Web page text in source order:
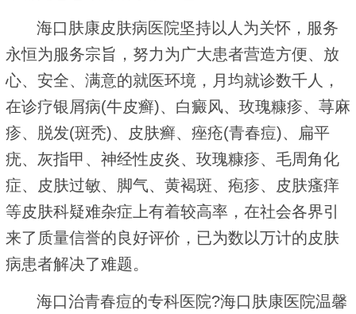
海口肤康皮肤病医院坚持以人为关怀，服务
永恒为服务宗旨，努力为广大患者营造方便、放
心、安全、满意的就医环境，月均就诊数千人，
在诊疗银屑病(牛皮癣)、白癜风、玫瑰糠疹、荨麻
疹、脱发(斑秃)、皮肤癣、痤疮(青春痘)、扁平
疣、灰指甲、神经性皮炎、玫瑰糠疹、毛周角化
症、皮肤过敏、脚气、黄褐斑、疱疹、皮肤瘙痒
等皮肤科疑难杂症上有着较高率，在社会各界引
来了质量信誉的良好评价，已为数以万计的皮肤
病患者解决了难题。
海口治青春痘的专科医院?海口肤康医院温馨